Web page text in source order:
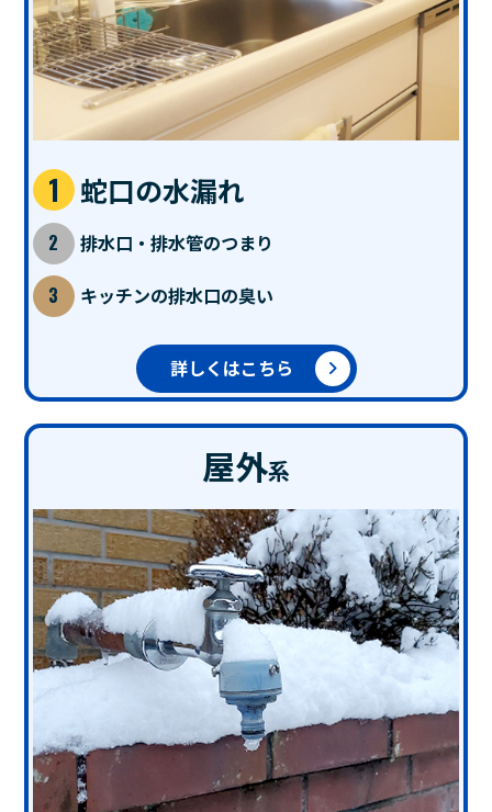
蛇口の水漏れ
排水口・排水管のつまり
キッチンの排水口の臭い
詳しくはこちら
屋外系